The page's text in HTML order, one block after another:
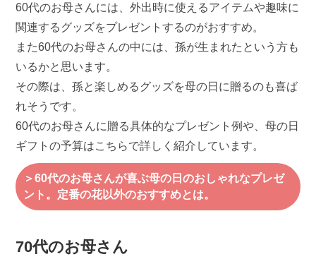
60代のお母さんには、外出時に使えるアイテムや趣味に
関連するグッズをプレゼントするのがおすすめ。
また60代のお母さんの中には、孫が生まれたという方も
いるかと思います。
その際は、孫と楽しめるグッズを母の日に贈るのも喜ば
れそうです。
60代のお母さんに贈る具体的なプレゼント例や、母の日
ギフトの予算はこちらで詳しく紹介しています。
＞60代のお母さんが喜ぶ母の日のおしゃれなプレゼ
ント。定番の花以外のおすすめとは。
70代のお母さん